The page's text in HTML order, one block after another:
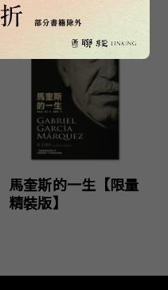
馬奎斯的一生【限量
精裝版】